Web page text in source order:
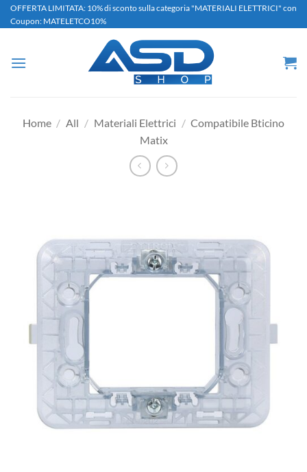
Salta
ai
OFFERTA LIMITATA: 10% di sconto sulla categoria "MATERIALI ELETTRICI" con
Coupon: MATELETCO10%
Home / All / Materiali Elettrici / Compatibile Bticino
Matix